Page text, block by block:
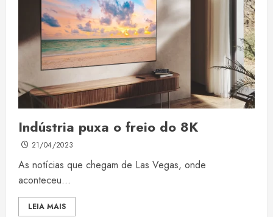
Indústria puxa o freio do 8K
21/04/2023
As notícias que chegam de Las Vegas, onde
aconteceu...
LEIA MAIS